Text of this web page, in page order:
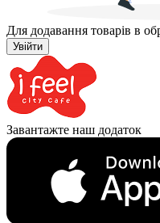
Для додавання товарів в
Увійти
Завантажте наш додаток